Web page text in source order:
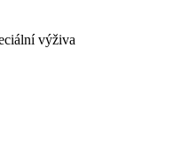
výživa